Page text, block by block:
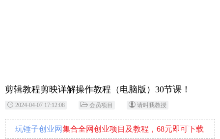
剪辑教程剪映详解操作教程（电脑版）30节课！
2024-04-07 17:12:08 会员项目 请叫我教授
玩锤子创业网集合全网创业项目及教程，68元即可下载